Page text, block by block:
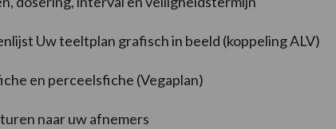
Uw teeltplan grafisch in beeld (koppeling ALV)
en perceelsfiche (Vegaplan)
naar uw afnemers